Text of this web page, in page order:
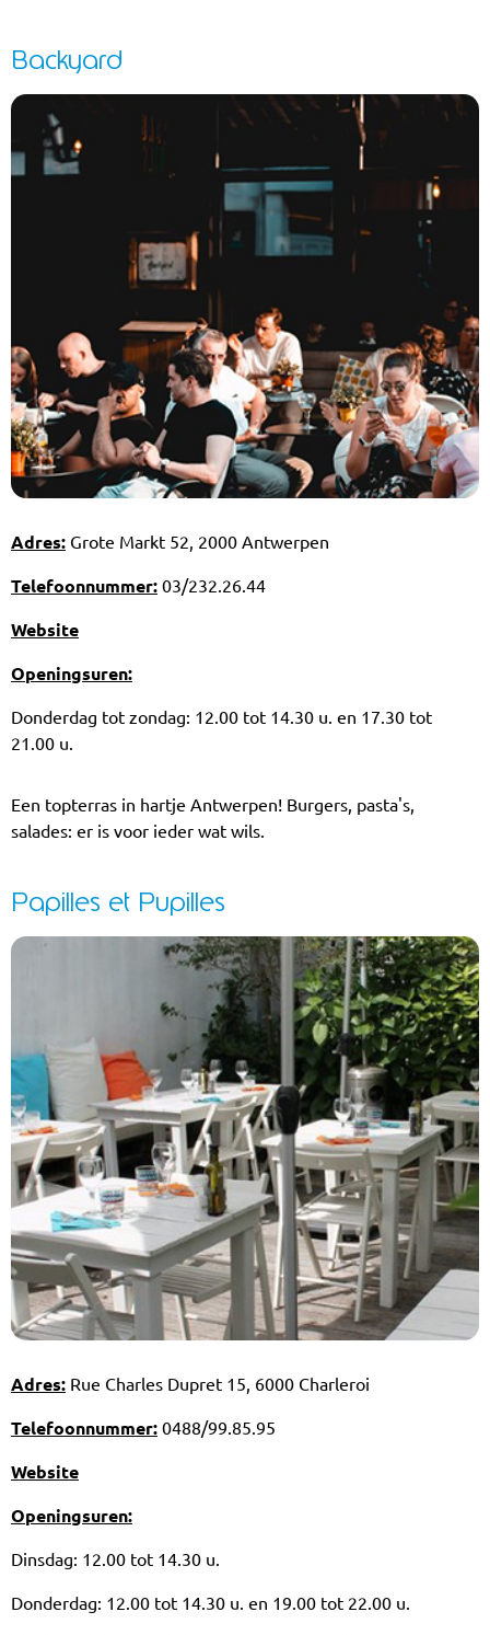
Backyard
Adres: Grote Markt 52, 2000 Antwerpen
Telefoonnummer: 03/232.26.44
Website
Openingsuren:
Donderdag tot zondag: 12.00 tot 14.30 u. en 17.30 tot
21.00 u.
Een topterras in hartje Antwerpen! Burgers, pasta's,
salades: er is voor ieder wat wils.
Papilles et Pupilles
Adres: Rue Charles Dupret 15, 6000 Charleroi
Telefoonnummer: 0488/99.85.95
Website
Openingsuren:
Dinsdag: 12.00 tot 14.30 u.
Donderdag: 12.00 tot 14.30 u. en 19.00 tot 22.00 u.